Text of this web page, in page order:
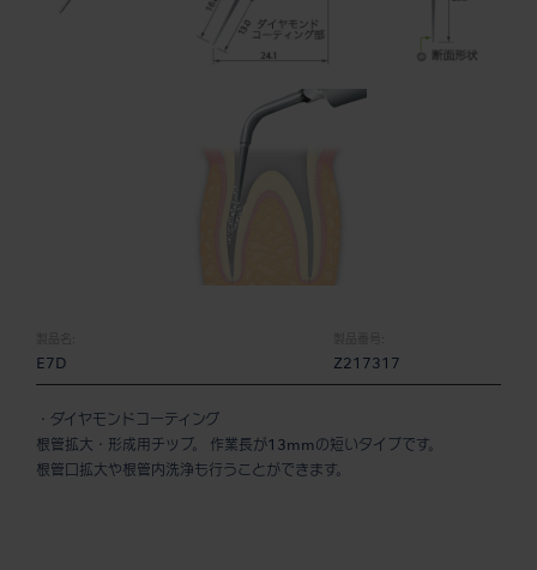
製品名:
E7D
製品番号:
Z217317
・ダイヤモンドコーティング
根管拡大・形成用チップ。 作業長が13mmの短いタイプです。
根管口拡大や根管内洗浄も行うことができます。